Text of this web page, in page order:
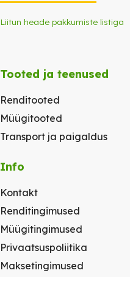
Liitun heade pakkumiste listiga
Tooted ja teenused
Renditooted
Müügitooted
Transport ja paigaldus
Info
Kontakt
Renditingimused
Müügitingimused
Privaatsuspoliitika
Maksetingimused